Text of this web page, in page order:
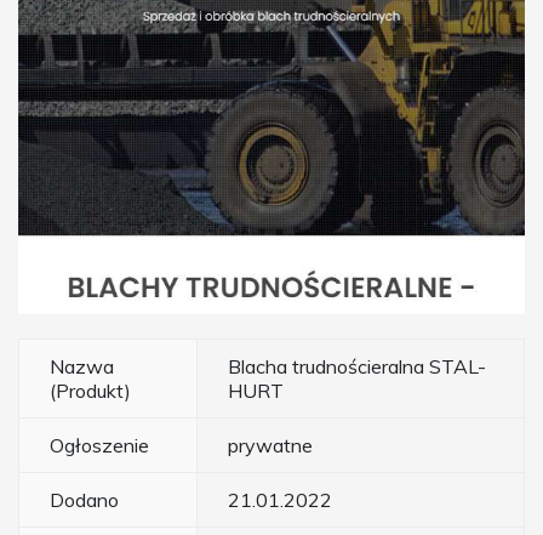
Nazwa
(Produkt)
Blacha trudnościeralna STAL-
HURT
Ogłoszenie prywatne
Dodano 21.01.2022